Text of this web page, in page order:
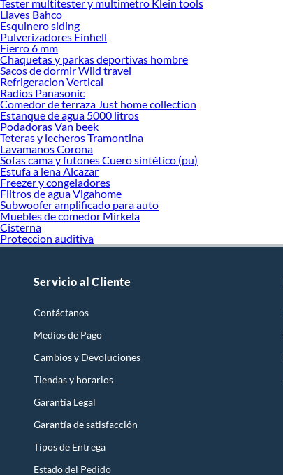
Tester multitester y multimetro Klein tools
Llaves Bahco
Esquinero siding
Pulverizadores Einhell
Fierro 6 mm
Chaquetas y parkas deportivas hombre
Sacos de dormir Wild travel
Refrigeracion Vertical
Radios Panasonic
Comedor de terraza Just home collection
Estanque de agua 5000 litros
Podadoras Van beek
Teteras y lecheros Tramontina
Lavamanos Corona
Sofas cama y futones Cuero sintético (pu)
Estufa a lena Alcazar
Freezer y congeladores
Filtros de agua Vigahome
Subwoofer amplificado para auto
Muebles de comedor Mirkela
Cisterna
Proteccion auditiva
Servicio al Cliente
Contáctanos
Medios de Pago
Cambios y Devoluciones
Tiendas y horarios
Garantía Legal
Garantía de satisfacción
Tipos de Entrega
Estado del Pedido